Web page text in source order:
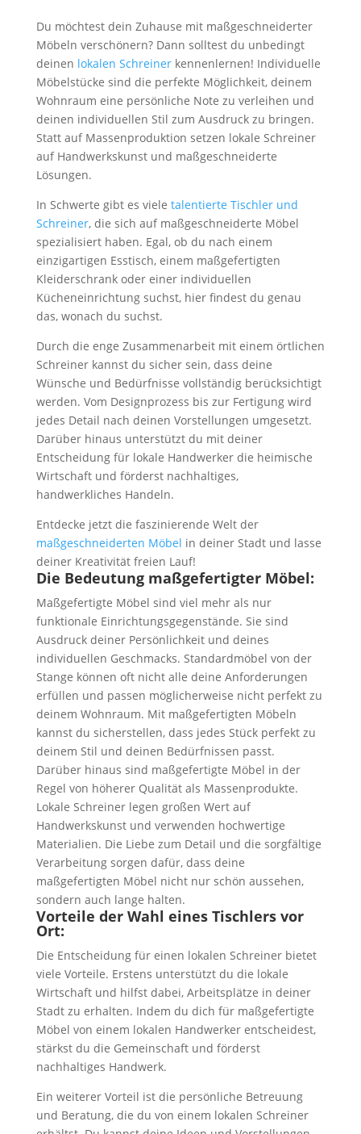
Du möchtest dein Zuhause mit maßgeschneiderter
Möbeln verschönern? Dann solltest du unbedingt
deinen lokalen Schreinerkennenlernen! Individuelle
Möbelstücke sind die perfekte Möglichkeit, deinem
Wohnraum eine persönliche Note zu verleihen und
deinen individuellen Stil zum Ausdruck zu bringen.
Statt auf Massenproduktion setzen lokale Schreiner
auf Handwerkskunst und maßgeschneiderte
Lösungen.
In Schwerte gibt es viele talentierte Tischler und
Schreiner, die sich auf maßgeschneiderte Möbel
spezialisiert haben. Egal, ob du nach einem
einzigartigen Esstisch, einem maßgefertigten
Kleiderschrank oder einer individuellen
Kücheneinrichtung suchst, hier findest du genau
das, wonach du suchst.
Durch die enge Zusammenarbeit mit einem örtlichen
Schreiner kannst du sicher sein, dass deine
Wünsche und Bedürfnisse vollständig berücksichtigt
werden. Vom Designprozess bis zur Fertigung wird
jedes Detail nach deinen Vorstellungen umgesetzt.
Darüber hinaus unterstützt du mit deiner
Entscheidung für lokale Handwerker die heimische
Wirtschaft und förderst nachhaltiges,
handwerkliches Handeln.
Entdecke jetzt die faszinierende Welt der
maßgeschneiderten Möbel in deiner Stadt und lasse
deiner Kreativität freien Lauf!
Die Bedeutung maßgefertigter Möbel:
Maßgefertigte Möbel sind viel mehr als nur
funktionale Einrichtungsgegenstände. Sie sind
Ausdruck deiner Persönlichkeit und deines
individuellen Geschmacks. Standardmöbel von der
Stange können oft nicht alle deine Anforderungen
erfüllen und passen möglicherweise nicht perfekt zu
deinem Wohnraum. Mit maßgefertigten Möbeln
kannst du sicherstellen, dass jedes Stück perfekt zu
deinem Stil und deinen Bedürfnissen passt.
Darüber hinaus sind maßgefertigte Möbel in der
Regel von höherer Qualität als Massenprodukte.
Lokale Schreiner legen großen Wert auf
Handwerkskunst und verwenden hochwertige
Materialien. Die Liebe zum Detail und die sorgfältige
Verarbeitung sorgen dafür, dass deine
maßgefertigten Möbel nicht nur schön aussehen,
sondern auch lange halten.
Vorteile der Wahl eines Tischlers vor
Ort:
Die Entscheidung für einen lokalen Schreiner bietet
viele Vorteile. Erstens unterstützt du die lokale
Wirtschaft und hilfst dabei, Arbeitsplätze in deiner
Stadt zu erhalten. Indem du dich für maßgefertigte
Möbel von einem lokalen Handwerker entscheidest,
stärkst du die Gemeinschaft und förderst
nachhaltiges Handwerk.
Ein weiterer Vorteil ist die persönliche Betreuung
und Beratung, die du von einem lokalen Schreiner